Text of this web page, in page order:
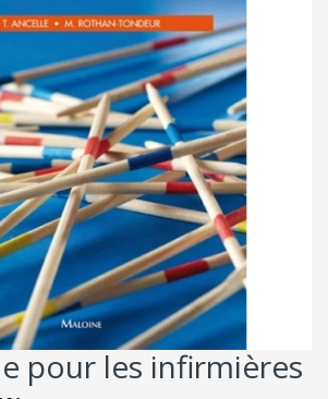
pour les infirmières